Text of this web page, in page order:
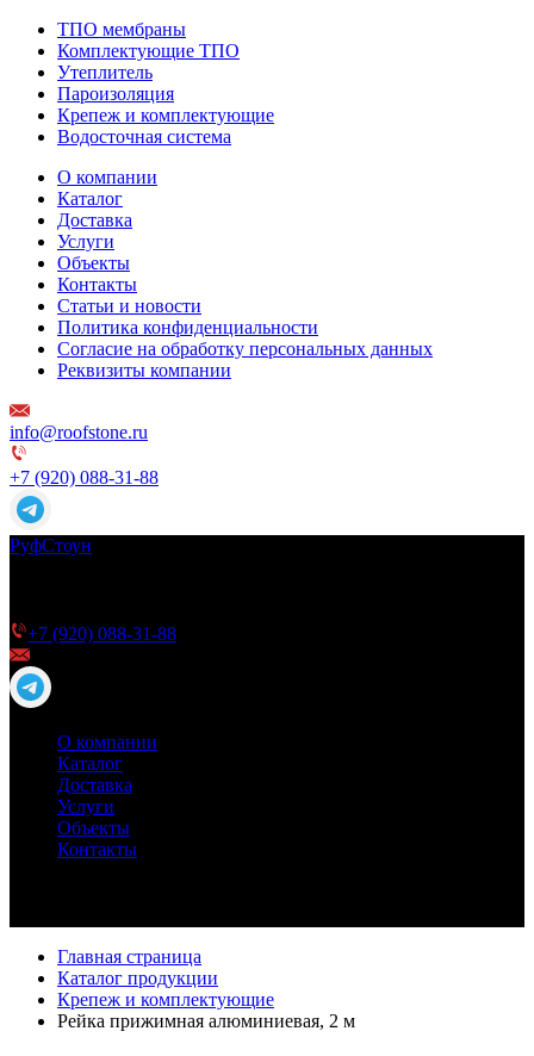
ТПО мембраны
Комплектующие ТПО
Утеплитель
Пароизоляция
Крепеж и комплектующие
Водосточная система
О компании
Каталог
Доставка
Услуги
Объекты
Контакты
Статьи и новости
Политика конфиденциальности
Согласие на обработку персональных данных
Реквизиты компании
info@roofstone.ru
+7 (920) 088-31-88
РуфСтоун
+7 (920) 088-31-88
О компании
Каталог
Доставка
Услуги
Объекты
Контакты
Главная страница
Каталог продукции
Крепеж и комплектующие
Рейка прижимная алюминиевая, 2 м